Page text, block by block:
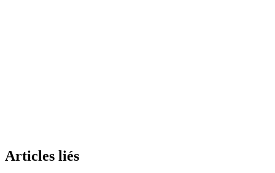
Articles liés